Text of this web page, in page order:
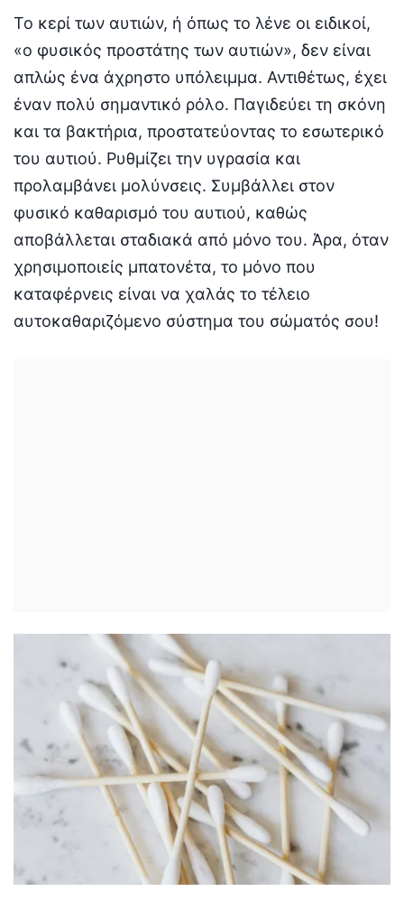
Το κερί των αυτιών, ή όπως το λένε οι ειδικοί,
«ο φυσικός προστάτης των αυτιών», δεν είναι
απλώς ένα άχρηστο υπόλειμμα. Αντιθέτως, έχει
έναν πολύ σημαντικό ρόλο. Παγιδεύει τη σκόνη
και τα βακτήρια, προστατεύοντας το εσωτερικό
του αυτιού. Ρυθμίζει την υγρασία και
προλαμβάνει μολύνσεις. Συμβάλλει στον
φυσικό καθαρισμό του αυτιού, καθώς
αποβάλλεται σταδιακά από μόνο του. Άρα, όταν
χρησιμοποιείς μπατονέτα, το μόνο που
καταφέρνεις είναι να χαλάς το τέλειο
αυτοκαθαριζόμενο σύστημα του σώματός σου!